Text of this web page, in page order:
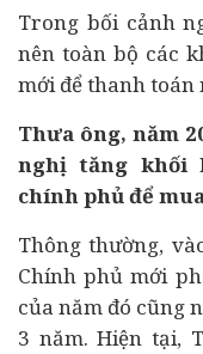
Trong bối cảnh
nên toàn bộ các
mới để thanh toán
Thưa ông, năm
nghị tăng khối
chính phủ để
Thông thường,
Chính phủ mới
của năm đó cũng
3 năm. Hiện tại,